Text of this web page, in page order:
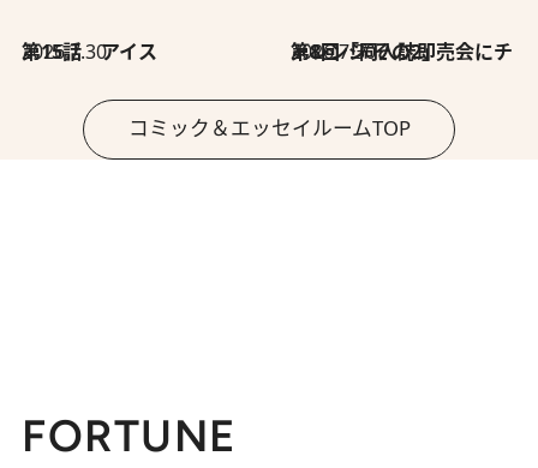
2026.7.30
第15話 アイス 2026.7.30
第8回「同人誌即売会にチャレンジ その2」
コミック＆エッセイルームTOP
FORTUNE